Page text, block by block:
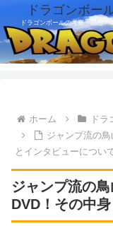
ドラゴンボー
ドラゴンボールの考察・感想・
ホーム ドラ
ジャンプ流の
とインタビューについ
ジャンプ流の
DVD！その中